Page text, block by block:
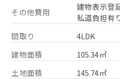
その他費用
建物表示登
私道負担有
間取り
4LDK
建物面積
105.34㎡
土地面積
145.74㎡